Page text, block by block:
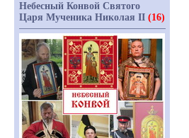
Небесный Конвой Святого
Царя Мученика Николая II (16)